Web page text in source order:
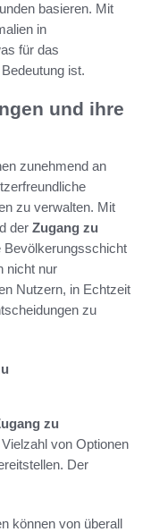
basieren. Mit
in
für das
ist.
und ihre
zunehmend an
zu verwalten. Mit
der Zugang zu
Bevölkerungsschicht
nicht nur
Nutzern, in Echtzeit
zu
zu
von Optionen
Der
können von überall